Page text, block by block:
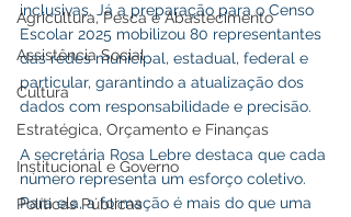
Agricultura, Pesca e Abastecimento
Assistência Social
Cultura
Estratégica, Orçamento e Finanças
Institucional e Governo
Políticas Públicas
inclusivas. Já a preparação para o Censo
Escolar 2025 mobilizou 80 representantes
das redes municipal, estadual, federal e
particular, garantindo a atualização dos
dados com responsabilidade e precisão.
A secretária Rosa Lebre destaca que cada
número representa um esforço coletivo.
Para ela, a formação é mais do que uma